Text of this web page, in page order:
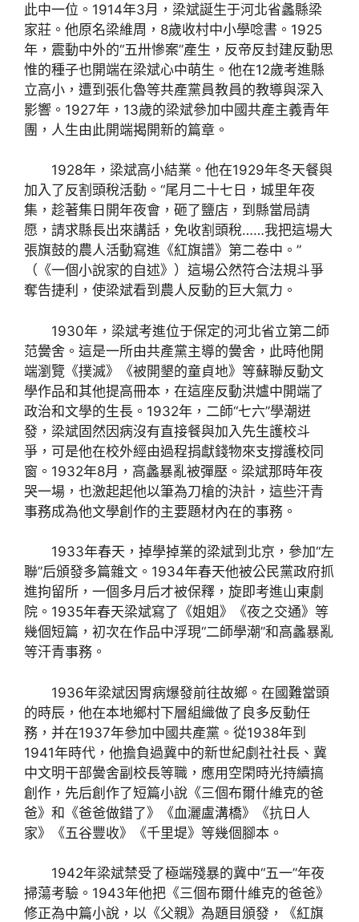
此中一位。1914年3月，梁斌誕生于河北省蠡縣梁
家莊。他原名梁維周，8歲收村中小學唸書。1925
年，震動中外的“五卅慘案”產生，反帝反封建反動思
惟的種子也開端在梁斌心中萌生。他在12歲考進縣
立高小，遭到張化魯等共產黨員教員的教導與深入
影響。1927年，13歲的梁斌參加中國共產主義青年
團，人生由此開端揭開新的篇章。
1928年，梁斌高小結業。他在1929年冬天餐與
加入了反割頭稅活動。“尾月二十七日，城里年夜
集，趁著集日開年夜會，砸了鹽店，到縣當局請
愿，請求縣長出來講話，免收割頭稅……我把這場大
張旗鼓的農人活動寫進《紅旗譜》第二卷中。”
（《一個小說家的自述》）這場公然符合法規斗爭
奪告捷利，使梁斌看到農人反動的巨大氣力。
1930年，梁斌考進位于保定的河北省立第二師
范黌舍。這是一所由共產黨主導的黌舍，此時他開
端瀏覽《撲滅》《被開墾的童貞地》等蘇聯反動文
學作品和其他提高冊本，在這座反動洪爐中開端了
政治和文學的生長。1932年，二師“七六”學潮迸
發，梁斌固然因病沒有直接餐與加入先生護校斗
爭，可是他在校外經由過程捐獻錢物來支撐護校同
窗。1932年8月，高蠡暴亂被彈壓。梁斌那時年夜
哭一場，也激起起他以筆為刀槍的決計，這些汗青
事務成為他文學創作的主要題材內在的事務。
1933年春天，掉學掉業的梁斌到北京，參加“左
聯”后頒發多篇雜文。1934年春天他被公民黨政府抓
進拘留所，一個多月后才被保釋，旋即考進山東劇
院。1935年春天梁斌寫了《姐姐》《夜之交通》等
幾個短篇，初次在作品中浮現“二師學潮”和高蠡暴亂
等汗青事務。
1936年梁斌因胃病爆發前往故鄉。在國難當頭
的時辰，他在本地鄉村下層組織做了良多反動任
務，并在1937年參加中國共產黨。從1938年到
1941年時代，他擔負過冀中的新世紀劇社社長、冀
中文明干部黌舍副校長等職，應用空閑時光持續搞
創作，先后創作了短篇小說《三個布爾什維克的爸
爸》和《爸爸做錯了》《血灑盧溝橋》《抗日人
家》《五谷豐收》《千里堤》等幾個腳本。
1942年梁斌禁受了極端殘暴的冀中“五一”年夜
掃蕩考驗。1943年他把《三個布爾什維克的爸爸》
修正為中篇小說，以《父親》為題目頒發，《紅旗